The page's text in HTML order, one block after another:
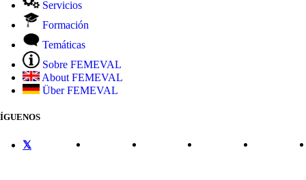
Servicios
Formación
Temáticas
Sobre FEMEVAL
About FEMEVAL
Über FEMEVAL